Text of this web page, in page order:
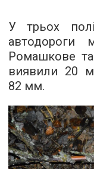
У трьох
автодороги
Ромашкове
виявили 20
82 мм.